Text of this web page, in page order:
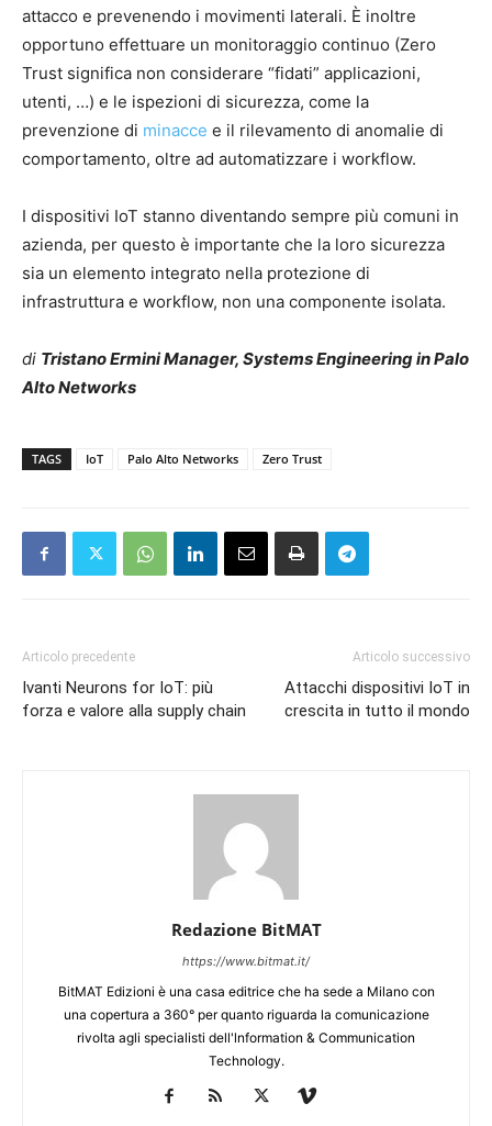
attacco e prevenendo i movimenti laterali. È inoltre
opportuno effettuare un monitoraggio continuo (Zero
Trust significa non considerare “fidati” applicazioni,
utenti, …) e le ispezioni di sicurezza, come la
prevenzione di minacce e il rilevamento di anomalie di
comportamento, oltre ad automatizzare i workflow.
I dispositivi IoT stanno diventando sempre più comuni in
azienda, per questo è importante che la loro sicurezza
sia un elemento integrato nella protezione di
infrastruttura e workflow, non una componente isolata.
di Tristano Ermini Manager, Systems Engineering in Palo
Alto Networks
TAGS IoT Palo Alto Networks Zero Trust
Articolo precedente
Ivanti Neurons for IoT: più
forza e valore alla supply chain
Articolo successivo
Attacchi dispositivi IoT in
crescita in tutto il mondo
Redazione BitMAT
https://www.bitmat.it/
BitMAT Edizioni è una casa editrice che ha sede a Milano con
una copertura a 360° per quanto riguarda la comunicazione
rivolta agli specialisti dell'lnformation & Communication
Technology.